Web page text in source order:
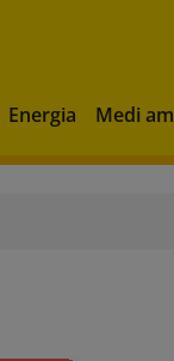
Energia Medi